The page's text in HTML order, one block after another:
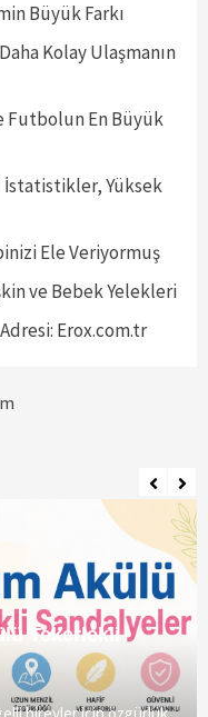
Büyük Farkı
Kolay Ulaşmanın
Futbolun En Büyük
İstatistikler, Yüksek
Ele Veriyormuş
ve Bebek Yelekleri
Erox.com.tr
Tekerlekli